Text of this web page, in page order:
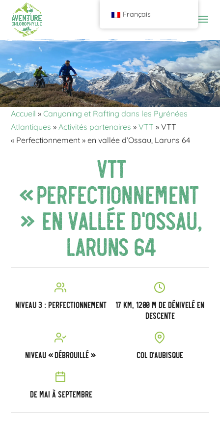
Accueil »Canyoning et Rafting dans les Pyrénées
Atlantiques »Activités partenaires »VTT »VTT
« Perfectionnement » en vallée d’Ossau, Laruns 64
VTT
« Perfectionnement
» en vallée d’Ossau,
Laruns 64
Niveau 3 : Perfectionnement
17 km, 1200 m de dénivelé en
descente
Niveau « débrouillé » Col d’Aubisque
De mai à septembre
Français